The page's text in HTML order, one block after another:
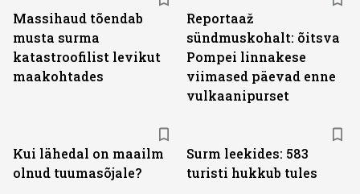
Massihaud tõendab
musta surma
katastroofilist levikut
maakohtades
Reportaaž
sündmuskohalt: õitsva
Pompei linnakese
viimased päevad enne
vulkaanipurset
Kui lähedal on maailm
olnud tuumasõjale?
Surm leekides: 583
turisti hukkub tules